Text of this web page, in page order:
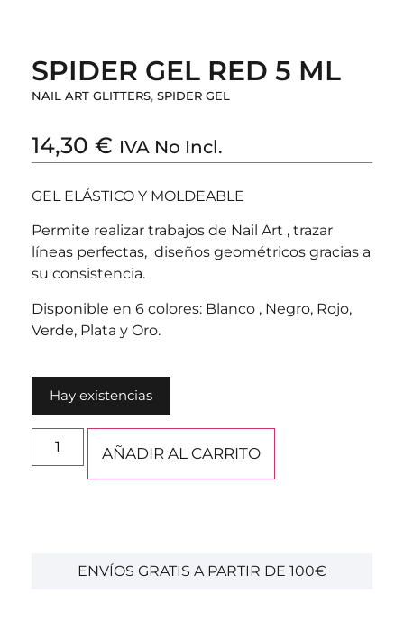
SPIDER GEL RED 5 ML
NAIL ART GLITTERS, SPIDER GEL
14,30 € IVA No Incl.
GEL ELÁSTICO Y MOLDEABLE
Permite realizar trabajos de Nail Art , trazar
líneas perfectas, diseños geométricos gracias a
su consistencia.
Disponible en 6 colores: Blanco , Negro, Rojo,
Verde, Plata y Oro.
Hay existencias
AÑADIR AL CARRITO
ENVÍOS GRATIS A PARTIR DE 100€